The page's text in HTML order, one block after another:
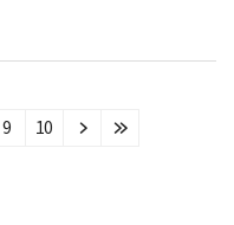
9 10
다
마